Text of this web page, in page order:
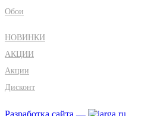
Обои
НОВИНКИ
АКЦИИ
Акции
Дисконт
Разработка сайта —